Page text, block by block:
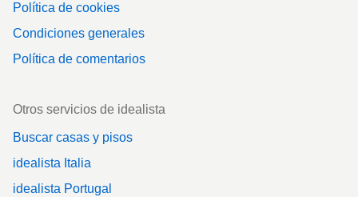
Política de cookies
Condiciones generales
Política de comentarios
Otros servicios de idealista
Buscar casas y pisos
idealista Italia
idealista Portugal